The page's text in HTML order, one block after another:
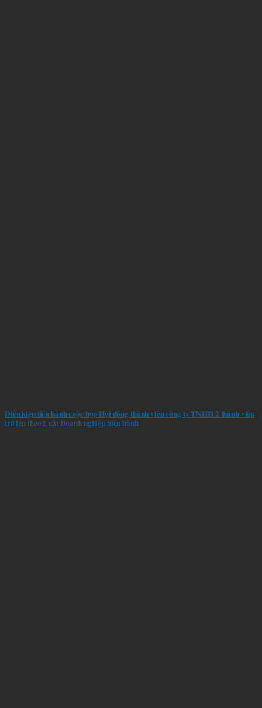
Điều kiện tiến hành cuộc họp Hội đồng thành viên công ty TNHH 2 thành viên
trở lên theo Luật Doanh nghiệp hiện hành